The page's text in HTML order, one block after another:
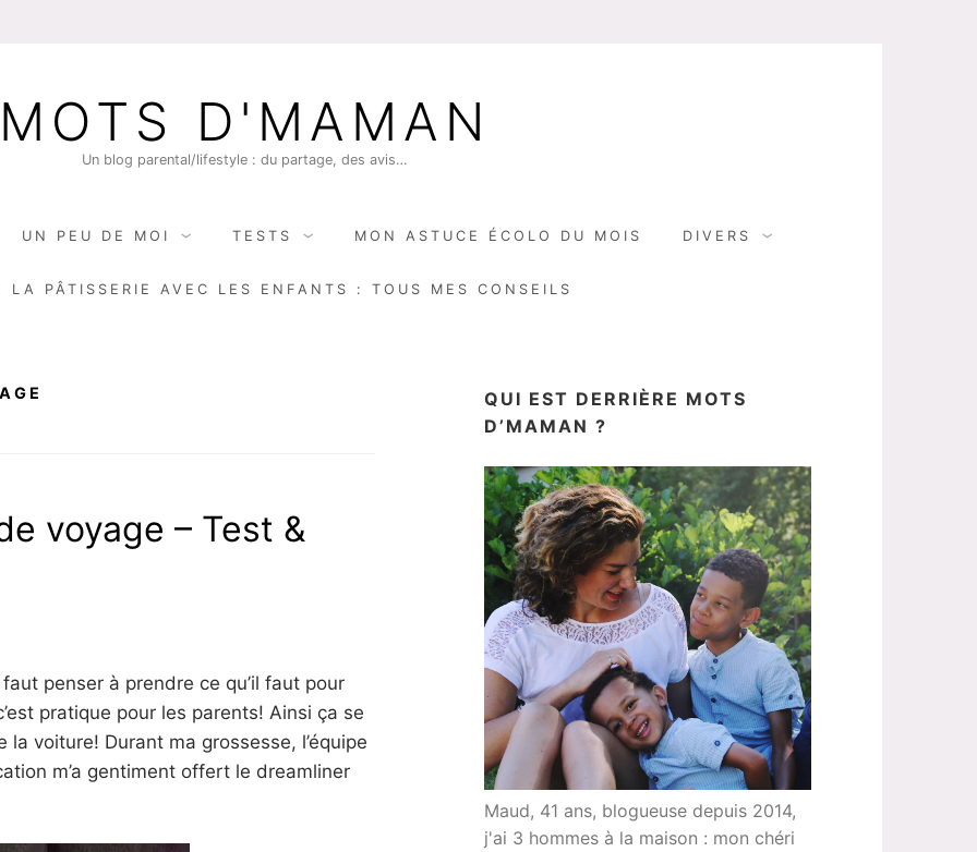
MOTS D'MAMAN
Un blog parental/lifestyle : du partage, des avis…
UN PEU DE MOI TESTS MON ASTUCE ÉCOLO DU MOIS DIVERS
LA PÂTISSERIE AVEC LES ENFANTS : TOUS MES CONSEILS
voyage – Test &
penser à prendre ce qu’il faut pour
pratique pour les parents! Ainsi ça se
voiture! Durant ma grossesse, l’équipe
m’a gentiment offert le dreamliner
QUI EST DERRIÈRE MOTS
D’MAMAN ?
Maud, 41 ans, blogueuse depuis 2014,
j'ai 3 hommes à la maison : mon chéri